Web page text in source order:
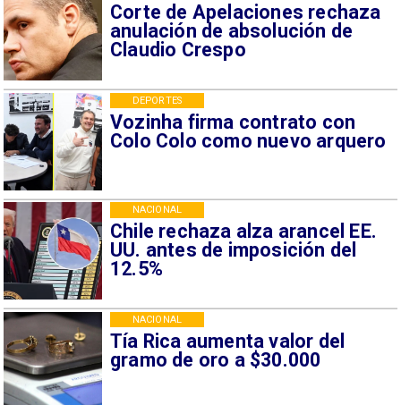
Corte de Apelaciones rechaza
anulación de absolución de
Claudio Crespo
Vozinha firma contrato con
Colo Colo como nuevo arquero
DEPORTES
Chile rechaza alza arancel EE.
UU. antes de imposición del
12.5%
NACIONAL
Tía Rica aumenta valor del
gramo de oro a $30.000
NACIONAL